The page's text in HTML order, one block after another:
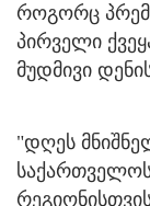
როგორც
პირველი
მუდმივი
"დღეს